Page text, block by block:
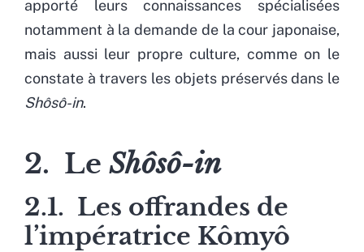
apporté leurs connaissances spécialisées
notamment à la demande de la cour japonaise,
mais aussi leur propre culture, comme on le
constate à travers les objets préservés dans le
Shôsô-in.
2. Le Shôsô-in
2.1. Les offrandes de
l’impératrice Kômyô